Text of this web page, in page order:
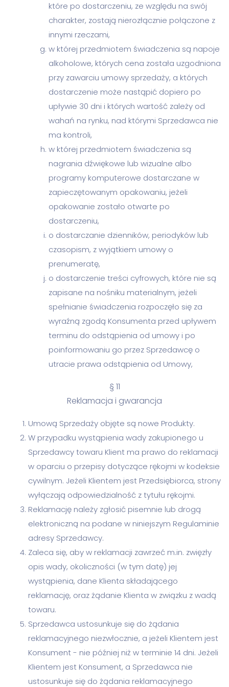
które po dostarczeniu, ze względu na swój
charakter, zostają nierozłącznie połączone z
innymi rzeczami,
w której przedmiotem świadczenia są napoje
alkoholowe, których cena została uzgodniona
przy zawarciu umowy sprzedaży, a których
dostarczenie może nastąpić dopiero po
upływie 30 dni i których wartość zależy od
wahań na rynku, nad którymi Sprzedawca nie
ma kontroli,
w której przedmiotem świadczenia są
nagrania dźwiękowe lub wizualne albo
programy komputerowe dostarczane w
zapieczętowanym opakowaniu, jeżeli
opakowanie zostało otwarte po
dostarczeniu,
o dostarczanie dzienników, periodyków lub
czasopism, z wyjątkiem umowy o
prenumeratę,
o dostarczenie treści cyfrowych, które nie są
zapisane na nośniku materialnym, jeżeli
spełnianie świadczenia rozpoczęło się za
wyraźną zgodą Konsumenta przed upływem
terminu do odstąpienia od umowy i po
poinformowaniu go przez Sprzedawcę o
utracie prawa odstąpienia od Umowy,
§ 11
Reklamacja i gwarancja
Umową Sprzedaży objęte są nowe Produkty.
W przypadku wystąpienia wady zakupionego u
Sprzedawcy towaru Klient ma prawo do reklamacji
w oparciu o przepisy dotyczące rękojmi w kodeksie
cywilnym. Jeżeli Klientem jest Przedsiębiorca, strony
wyłączają odpowiedzialność z tytułu rękojmi.
Reklamację należy zgłosić pisemnie lub drogą
elektroniczną na podane w niniejszym Regulaminie
adresy Sprzedawcy.
Zaleca się, aby w reklamacji zawrzeć m.in. zwięzły
opis wady, okoliczności (w tym datę) jej
wystąpienia, dane Klienta składającego
reklamację, oraz żądanie Klienta w związku z wadą
towaru.
Sprzedawca ustosunkuje się do żądania
reklamacyjnego niezwłocznie, a jeżeli Klientem jest
Konsument - nie później niż w terminie 14 dni. Jeżeli
Klientem jest Konsument, a Sprzedawca nie
ustosunkuje się do żądania reklamacyjnego